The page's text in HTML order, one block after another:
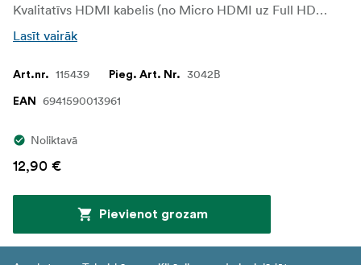
Kvalitatīvs HDMI kabelis (no Micro HDMI uz Full HDMI), kas īpaši izstrādāts jūsu kameras platformai
Lasīt vairāk
Art.nr. 115439 Pieg. Art. Nr. 3042B
EAN 6941590013961
Noliktavā
12,90 €
Pievienot grozam